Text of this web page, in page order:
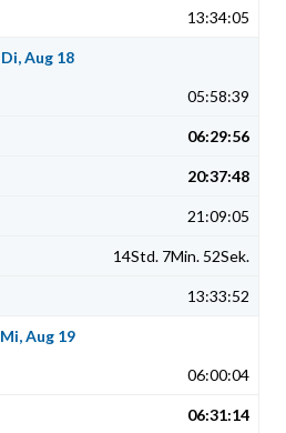
13:34:05
Di, Aug 18
05:58:39
06:29:56
20:37:48
21:09:05
14Std. 7Min. 52Sek.
13:33:52
Mi, Aug 19
06:00:04
06:31:14